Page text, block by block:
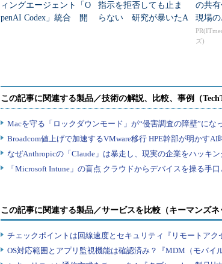
ィングエージェント「O
penAI Codex」統合 開
指示を拒否しても止ま
らない 研究が暴いたA
の共
現場
ズ)
この記事に関連する製品／サービスを比較（キーマンズネ
チェックポイントは回線速度とセキュリティ『リモートアク
OS対応範囲とアプリ監視機能は確認済み？『MDM（モバイ